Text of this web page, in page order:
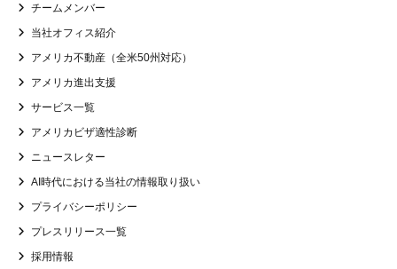
チームメンバー
当社オフィス紹介
アメリカ不動産（全米50州対応）
アメリカ進出支援
サービス一覧
アメリカビザ適性診断
ニュースレター
AI時代における当社の情報取り扱い
プライバシーポリシー
プレスリリース一覧
採用情報